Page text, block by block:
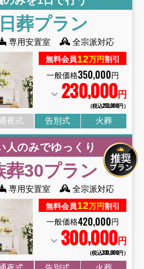
葬プラン
専用安置室 全宗派対応
無料会員12万円割引
一般価格350,000円
230,000円
（税込253,000円）
夜式 告別式 火葬
人のみでゆっくり
葬30プラン
専用安置室 全宗派対応
無料会員12万円割引
一般価格420,000円
300,000円
（税込330,000円）